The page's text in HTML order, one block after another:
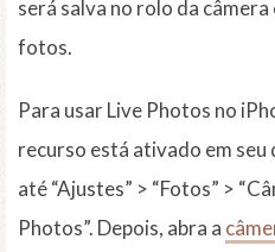
será salva no rolo da
fotos.
Para usar Live Photos no
recurso está ativado em seu
até “Ajustes” > “Fotos” >
Photos”. Depois, abra a